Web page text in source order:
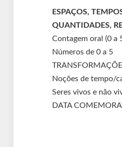
ESPAÇOS,
QUANTIDADES,
Contagem oral (0 a
Números de 0 a 5
Noções de tempo/
Seres vivos e não
DATA